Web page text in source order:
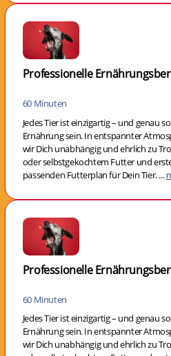
Professionelle
60 Minuten
Jedes Tier ist einzigartig – und genau
Ernährung sein. In entspannter
wir Dich unabhängig und ehrlich zu
oder selbstgekochtem Futter und
passenden Futterplan für Dein Tier. ...
Professionelle
60 Minuten
Jedes Tier ist einzigartig – und genau
Ernährung sein. In entspannter
wir Dich unabhängig und ehrlich zu